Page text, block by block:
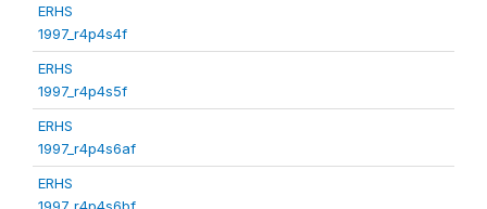
ERHS
1997_r4p4s4f
ERHS
1997_r4p4s5f
ERHS
1997_r4p4s6af
ERHS
1997_r4p4s6bf